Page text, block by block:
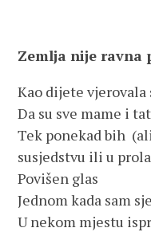
Zemlja nije ravna
Kao dijete vjerovala
Da su sve mame i
Tek ponekad bih
susjedstvu ili u
Povišen glas
Jednom kada sam
U nekom mjestu